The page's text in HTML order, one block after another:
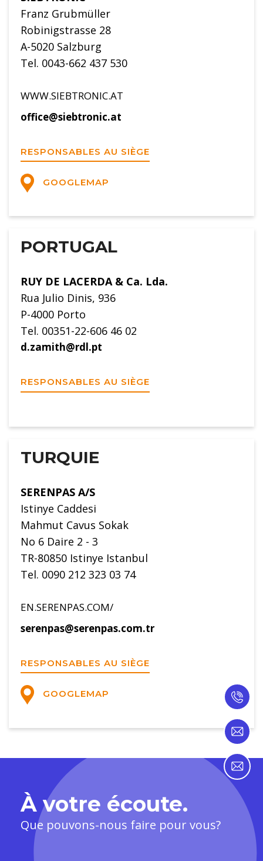
Franz Grubmüller
Robinigstrasse 28
A-5020 Salzburg
Tel. 0043-662 437 530
WWW.SIEBTRONIC.AT
office@siebtronic.at
RESPONSABLES AU SIÈGE
GOOGLEMAP
PORTUGAL
RUY DE LACERDA & Ca. Lda.
Rua Julio Dinis, 936
P-4000 Porto
Tel. 00351-22-606 46 02
d.zamith@rdl.pt
RESPONSABLES AU SIÈGE
TURQUIE
SERENPAS A/S
Istinye Caddesi
Mahmut Cavus Sokak
No 6 Daire 2 - 3
TR-80850 Istinye Istanbul
Tel. 0090 212 323 03 74
EN.SERENPAS.COM/
serenpas@serenpas.com.tr
RESPONSABLES AU SIÈGE
GOOGLEMAP
À votre écoute.
Que pouvons-nous faire pour vous?